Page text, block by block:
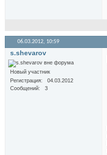
06.03.2012, 10:59
s.shevarov
Новый участник
Регистрация
04.03.2012
Сообщений
3